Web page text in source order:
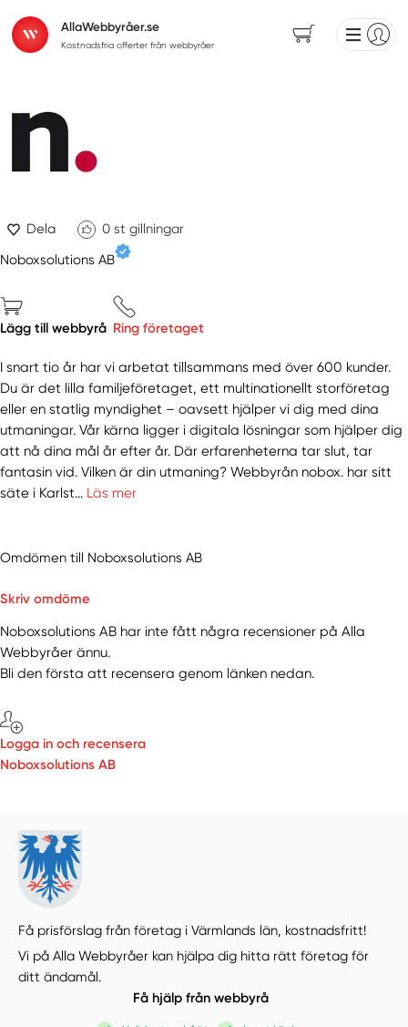
AllaWebbyråer.se
Kostnadsfria offerter från webbyråer
Dela 0 st gillningar
Noboxsolutions AB
Lägg till webbyrå Ring företaget
I snart tio år har vi arbetat tillsammans med över 600 kunder.
Du är det lilla familjeföretaget, ett multinationellt storföretag
eller en statlig myndighet – oavsett hjälper vi dig med dina
utmaningar. Vår kärna ligger i digitala lösningar som hjälper dig
att nå dina mål år efter år. Där erfarenheterna tar slut, tar
fantasin vid. Vilken är din utmaning? Webbyrån nobox. har sitt
säte i Karlst... Läs mer
Omdömen till Noboxsolutions AB
Skriv omdöme
Noboxsolutions AB har inte fått några recensioner på Alla
Webbyråer ännu.
Bli den första att recensera genom länken nedan.
Logga in och recensera
Noboxsolutions AB
Få prisförslag från företag i Värmlands län, kostnadsfritt!
Vi på Alla Webbyråer kan hjälpa dig hitta rätt företag för
ditt ändamål.
Få hjälp från webbyrå